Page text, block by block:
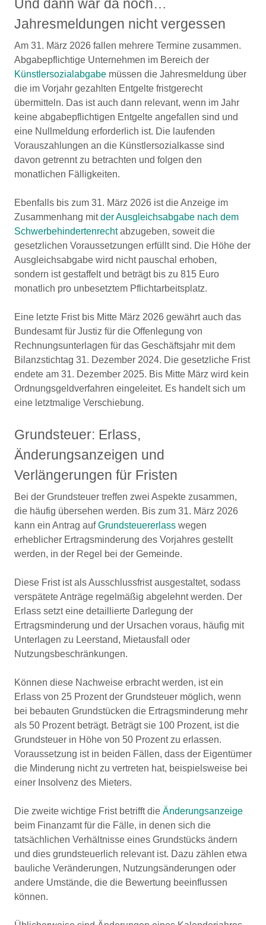
Und dann war da noch…
Jahresmeldungen nicht vergessen
Am 31. März 2026 fallen mehrere Termine zusammen.
Abgabepflichtige Unternehmen im Bereich der
Künstlersozialabgabe müssen die Jahresmeldung über
die im Vorjahr gezahlten Entgelte fristgerecht
übermitteln. Das ist auch dann relevant, wenn im Jahr
keine abgabepflichtigen Entgelte angefallen sind und
eine Nullmeldung erforderlich ist. Die laufenden
Vorauszahlungen an die Künstlersozialkasse sind
davon getrennt zu betrachten und folgen den
monatlichen Fälligkeiten.
Ebenfalls bis zum 31. März 2026 ist die Anzeige im
Zusammenhang mitder Ausgleichsabgabe nach dem
Schwerbehindertenrechtabzugeben, soweit die
gesetzlichen Voraussetzungen erfüllt sind. Die Höhe der
Ausgleichsabgabe wird nicht pauschal erhoben,
sondern ist gestaffelt und beträgt bis zu 815 Euro
monatlich pro unbesetztem Pflichtarbeitsplatz.
Eine letzte Frist bis Mitte März 2026 gewährt auch das
Bundesamt für Justiz für die Offenlegung von
Rechnungsunterlagen für das Geschäftsjahr mit dem
Bilanzstichtag 31. Dezember 2024. Die gesetzliche Frist
endete am 31. Dezember 2025. Bis Mitte März wird kein
Ordnungsgeldverfahren eingeleitet. Es handelt sich um
eine letztmalige Verschiebung.
Grundsteuer: Erlass,
Änderungsanzeigen und
Verlängerungen für Fristen
Bei der Grundsteuer treffen zwei Aspekte zusammen,
die häufig übersehen werden. Bis zum 31. März 2026
kann ein Antrag aufGrundsteuererlass wegen
erheblicher Ertragsminderung des Vorjahres gestellt
werden, in der Regel bei der Gemeinde.
Diese Frist ist als Ausschlussfrist ausgestaltet, sodass
verspätete Anträge regelmäßig abgelehnt werden. Der
Erlass setzt eine detaillierte Darlegung der
Ertragsminderung und der Ursachen voraus, häufig mit
Unterlagen zu Leerstand, Mietausfall oder
Nutzungsbeschränkungen.
Können diese Nachweise erbracht werden, ist ein
Erlass von 25 Prozent der Grundsteuer möglich, wenn
bei bebauten Grundstücken die Ertragsminderung mehr
als 50 Prozent beträgt. Beträgt sie 100 Prozent, ist die
Grundsteuer in Höhe von 50 Prozent zu erlassen.
Voraussetzung ist in beiden Fällen, dass der Eigentümer
die Minderung nicht zu vertreten hat, beispielsweise bei
einer Insolvenz des Mieters.
Die zweite wichtige Frist betrifft die Änderungsanzeige
beim Finanzamt für die Fälle, in denen sich die
tatsächlichen Verhältnisse eines Grundstücks ändern
und dies grundsteuerlich relevant ist. Dazu zählen etwa
bauliche Veränderungen, Nutzungsänderungen oder
andere Umstände, die die Bewertung beeinflussen
können.